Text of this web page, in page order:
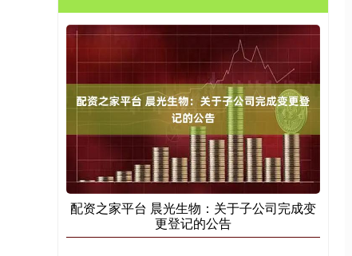
配资之家平台 晨光生物：关于子公司完成变
更登记的公告